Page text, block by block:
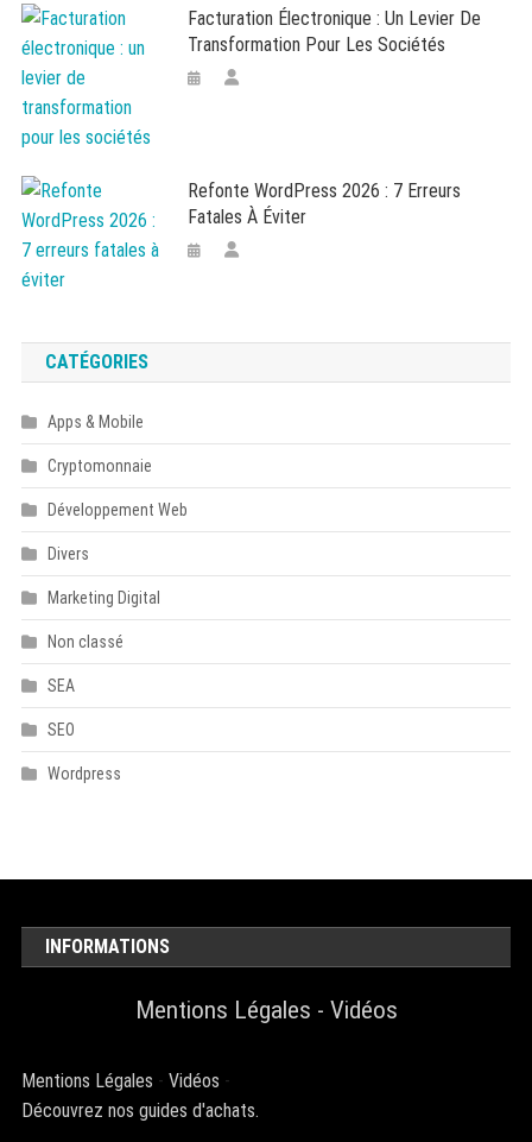
Facturation Électronique : Un Levier De
Transformation Pour Les Sociétés
Refonte WordPress 2026 : 7 Erreurs
Fatales À Éviter
CATÉGORIES
Apps & Mobile
Cryptomonnaie
Développement Web
Divers
Marketing Digital
Non classé
SEA
SEO
Wordpress
INFORMATIONS
Mentions Légales - Vidéos
Mentions Légales -Vidéos -
Découvrez nos guides d'achats.